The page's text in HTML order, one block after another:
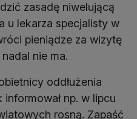
zasadę niwelującą
u lekarza specjalisty w
pieniądze za wizytę
nie ma.
oddłużenia
np. w lipcu
rosną. Zapaść